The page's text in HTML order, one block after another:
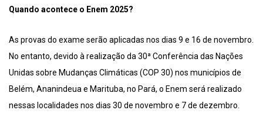
Quando acontece o Enem 2025?
As provas do exame serão aplicadas nos dias 9 e 16 de novembro.
No entanto, devido à realização da 30ª Conferência das Nações
Unidas sobre Mudanças Climáticas (COP 30) nos municípios de
Belém, Ananindeua e Marituba, no Pará, o Enem será realizado
nessas localidades nos dias 30 de novembro e 7 de dezembro.